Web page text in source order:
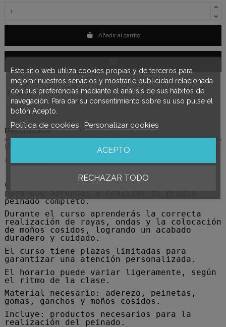
Añadir al carrito
Descripción
Detalles del producto
Opiniones(0)
Curso de autopeinado de fallera diseñado
para que aprendas a realizar tu propio
peinado completo.
Durante el curso aprenderás la correcta
realización de rayas, ondas y la colocación
de moños cosidos, logrando un acabado
duradero y cuidado.
El curso tiene plazas limitadas para
garantizar una atención personalizada.
El horario puede variar ligeramente, según
el ritmo de la clase.
Material necesario: aderezo, peinetas,
gomas, ganchos y moños cosidos.
Incluye: productos necesarios para la
realización del peinado.
Este sitio web utiliza cookies propias y de terceros para
mejorar nuestros servicios y mostrarle publicidad relacionada
con sus preferencias mediante el análisis de sus hábitos de
navegación. Para dar su consentimiento sobre su uso pulse el
botón Acepto.
Política de cookies Personalizar cookies
RECHAZAR TODO
ACEPTO